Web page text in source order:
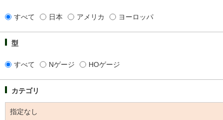
すべて 日本 アメリカ ヨーロッパ
型
すべて Nゲージ HOゲージ
カテゴリ